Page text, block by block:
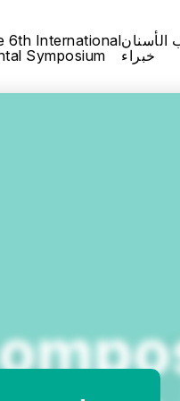
6th International
Symposium
خبراء